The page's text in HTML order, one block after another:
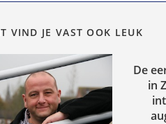
VIND JE VAST OOK LEUK
De
in